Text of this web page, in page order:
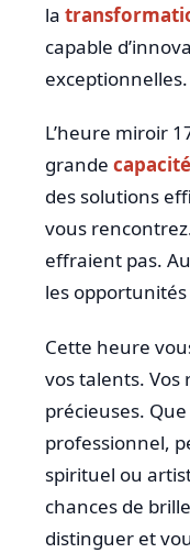
la
capable
exceptionnelles.
L’heure miroir
grande
des solutions
vous
effraient pas.
les
Cette heure
vos talents.
précieuses.
professionnel,
spirituel ou
chances de
distinguer et